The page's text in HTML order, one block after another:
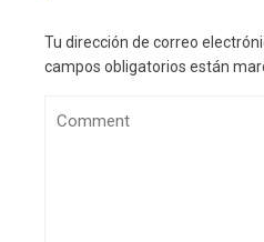
Tu dirección de correo
campos obligatorios están